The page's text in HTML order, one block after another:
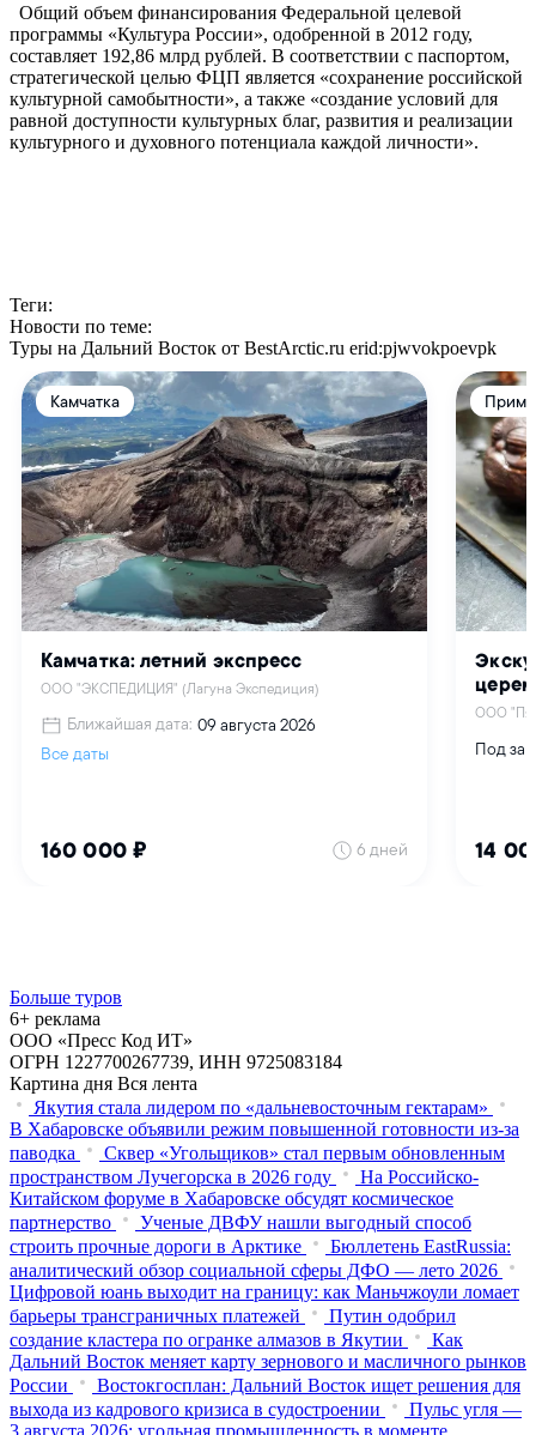
Общий объем финансирования Федеральной целевой
программы «Культура России», одобренной в 2012 году,
составляет 192,86 млрд рублей. В соответствии с паспортом,
стратегической целью ФЦП является «сохранение российской
культурной самобытности», а также «создание условий для
равной доступности культурных благ, развития и реализации
культурного и духовного потенциала каждой личности».
Теги:
Новости по теме:
Туры на Дальний Восток от BestArctic.ru erid:pjwvokpoevpk
Больше туров
6+ реклама
ООО «Пресс Код ИТ»
ОГРН 1227700267739, ИНН 9725083184
Картина дня Вся лента
Якутия стала лидером по «дальневосточным гектарам»
В Хабаровске объявили режим повышенной готовности из‑за
паводка
Сквер «Угольщиков» стал первым обновленным
пространством Лучегорска в 2026 году
На Российско-
Китайском форуме в Хабаровске обсудят космическое
партнерство
Ученые ДВФУ нашли выгодный способ
строить прочные дороги в Арктике
Бюллетень EastRussia:
аналитический обзор социальной сферы ДФО — лето 2026
Цифровой юань выходит на границу: как Маньчжоули ломает
барьеры трансграничных платежей
Путин одобрил
создание кластера по огранке алмазов в Якутии
Как
Дальний Восток меняет карту зернового и масличного рынков
России
Востокгосплан: Дальний Восток ищет решения для
выхода из кадрового кризиса в судостроении
Пульс угля —
3 августа 2026: угольная промышленность в моменте